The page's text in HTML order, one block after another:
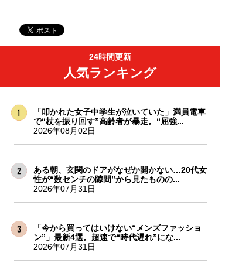
24時間更新
人気ランキング
「叩かれた女子中学生が泣いていた」満員電車
で“杖を振り回す”高齢者が暴走。“屈強...
2026年08月02日
ある朝、玄関のドアがなぜか開かない…20代女
性が“数センチの隙間”から見たものの...
2026年07月31日
「今から買ってはいけない“メンズファッショ
ン”」最新4選。超速で“時代遅れ”にな...
2026年07月31日